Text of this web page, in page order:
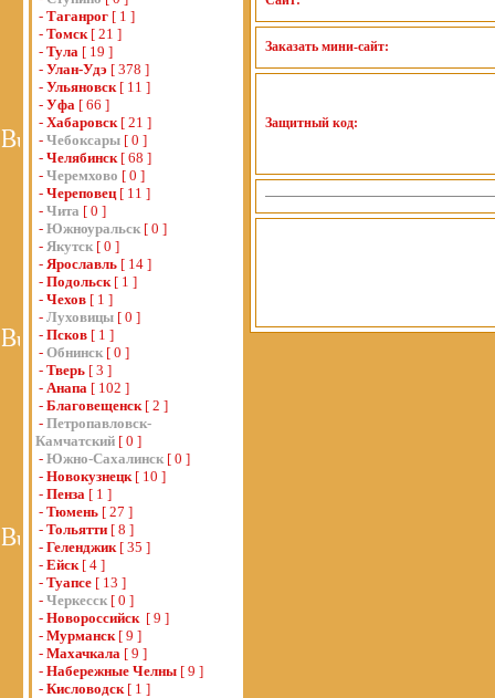
- Таганрог [ 1 ]
- Томск[ 21 ]
- Тула [ 19 ]
- Улан-Удэ [ 378 ]
- Ульяновск[ 11 ]
- Уфа [ 66 ]
- Хабаровск[ 21 ]
- Чебоксары [ 0 ]
- Челябинск[ 68 ]
- Черемхово [ 0 ]
- Череповец[ 11 ]
- Чита [ 0 ]
- Южноуральск [ 0 ]
- Якутск [ 0 ]
- Ярославль [ 14 ]
- Подольск[ 1 ]
- Чехов [ 1 ]
- Луховицы [ 0 ]
- Псков [ 1 ]
- Обнинск [ 0 ]
- Тверь [ 3 ]
- Анапа [ 102 ]
- Благовещенск[ 2 ]
- Петропавловск-
Камчатский [ 0 ]
- Южно-Сахалинск [ 0 ]
- Новокузнецк[ 10 ]
- Пенза [ 1 ]
- Тюмень [ 27 ]
- Тольятти [ 8 ]
- Геленджик[ 35 ]
- Ейск[ 4 ]
- Туапсе [ 13 ]
- Черкесск [ 0 ]
- Новороссийск [ 9 ]
- Мурманск[ 9 ]
- Махачкала [ 9 ]
- Набережные Челны [ 9 ]
- Кисловодск[ 1 ]
Заказать мини-сайт:
Защитный код: